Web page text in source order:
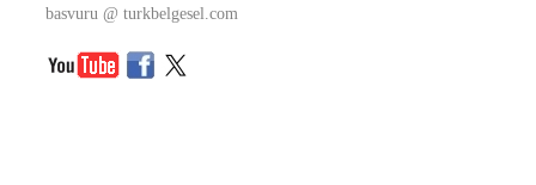
basvuru @ turkbelgesel.com